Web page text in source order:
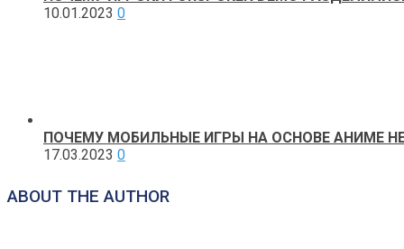
10.01.2023 0
ПОЧЕМУ МОБИЛЬНЫЕ ИГРЫ НА ОСНОВЕ АНИМЕ
17.03.2023 0
ABOUT THE AUTHOR